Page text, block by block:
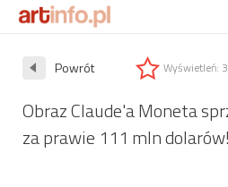
Powrót Wyświetleń:
Obraz Claude'a Moneta
za prawie 111 mln dolarów!